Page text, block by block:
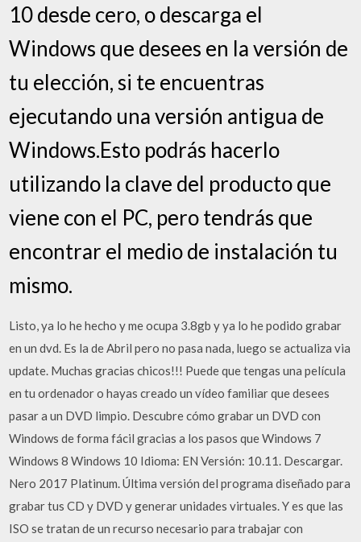
10 desde cero, o descarga el
Windows que desees en la versión de
tu elección, si te encuentras
ejecutando una versión antigua de
Windows.Esto podrás hacerlo
utilizando la clave del producto que
viene con el PC, pero tendrás que
encontrar el medio de instalación tu
mismo.
Listo, ya lo he hecho y me ocupa 3.8gb y ya lo he podido grabar
en un dvd. Es la de Abril pero no pasa nada, luego se actualiza via
update. Muchas gracias chicos!!! Puede que tengas una película
en tu ordenador o hayas creado un vídeo familiar que desees
pasar a un DVD limpio. Descubre cómo grabar un DVD con
Windows de forma fácil gracias a los pasos que Windows 7
Windows 8 Windows 10 Idioma: EN Versión: 10.11. Descargar.
Nero 2017 Platinum. Última versión del programa diseñado para
grabar tus CD y DVD y generar unidades virtuales. Y es que las
ISO se tratan de un recurso necesario para trabajar con